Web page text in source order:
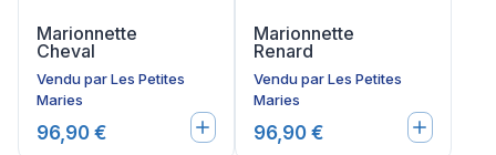
Marionnette
Cheval
Vendu parLes Petites
Maries
96,90 €
Marionnette
Renard
Vendu parLes Petites
Maries
96,90 €